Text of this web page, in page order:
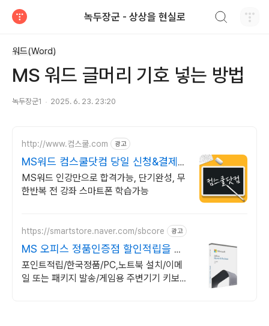
녹두장군 - 상상을 현실로
워드(Word)
MS 워드 글머리 기호 넣는 방법
녹두장군1 2025. 6. 23. 23:20
http://www.컴스쿨.com 광고
MS워드 컴스쿨닷컴 당일 신청&결제시
기프티콘!
MS워드 인강만으로 합격가능, 단기완성, 무
한반복 전 강좌 스마트폰 학습가능
https://smartstore.naver.com/sbcore 광고
MS 오피스 정품인증점 할인적립을 확
인하세요!
포인트적립/한국정품/PC,노트북 설치/이메
일 또는 패키지 발송/게임용 주변기기 키보